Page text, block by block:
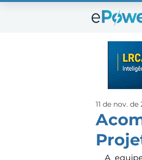
11 de nov. de
A